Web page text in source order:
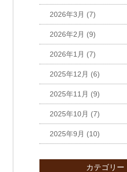
2026年3月 (7)
2026年2月 (9)
2026年1月 (7)
2025年12月 (6)
2025年11月 (9)
2025年10月 (7)
2025年9月 (10)
カテゴリー